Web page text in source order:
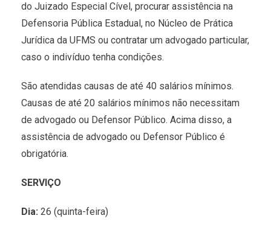
do Juizado Especial Cível, procurar assistência na
Defensoria Pública Estadual, no Núcleo de Prática
Jurídica da UFMS ou contratar um advogado particular,
caso o indivíduo tenha condições.
São atendidas causas de até 40 salários mínimos.
Causas de até 20 salários mínimos não necessitam
de advogado ou Defensor Público. Acima disso, a
assistência de advogado ou Defensor Público é
obrigatória.
SERVIÇO
Dia: 26 (quinta-feira)